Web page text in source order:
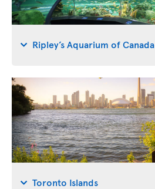
Ripley’s Aquarium of Canada
Toronto Islands